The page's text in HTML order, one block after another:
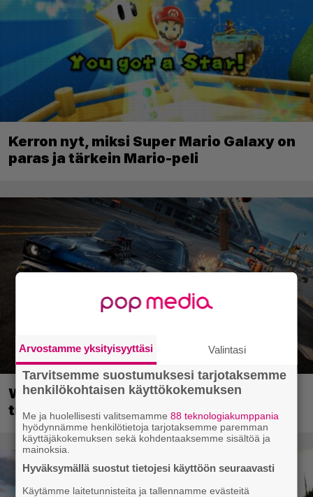
Kerron nyt, miksi Super Mario Galaxy on
paras ja tärkein Mario-peli
Wreckfest 2 sai rallienglannintäyteisen
trailerin
Arvostamme yksityisyyttäsi Valintasi
Tarvitsemme suostumuksesi tarjotaksemme
henkilökohtaisen käyttökokemuksen
Me ja huolellisesti valitsemamme88 teknologiakumppania
hyödynnämme henkilötietoja tarjotaksemme paremman
käyttäjäkokemuksen sekä kohdentaaksemme sisältöä ja
mainoksia.
Hyväksymällä suostut tietojesi käyttöön seuraavasti
Käytämme laitetunnisteita ja tallennamme evästeitä